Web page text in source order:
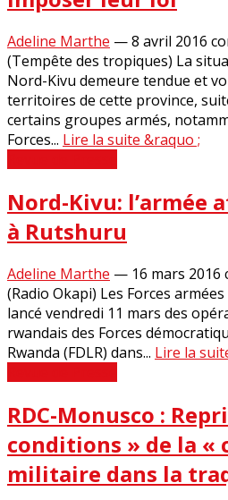
Adeline Marthe —8 avril 2016
(Tempête des tropiques) La
Nord-Kivu demeure tendue et
territoires de cette province,
certains groupes armés,
Forces... Lire la suite &raquo ;
Nord-Kivu: l’armée
à Rutshuru
Adeline Marthe — 16 mars 2016
(Radio Okapi) Les Forces armées
lancé vendredi 11 mars des
rwandais des Forces
Rwanda (FDLR) dans... Lire la
RDC-Monusco :
conditions » de la «
militaire dans la